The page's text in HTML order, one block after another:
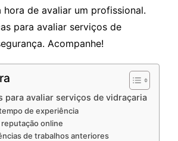
de avaliar um profissional.
para avaliar serviços de
Acompanhe!
para avaliar serviços de vidraçaria
de experiência
online
de trabalhos anteriores